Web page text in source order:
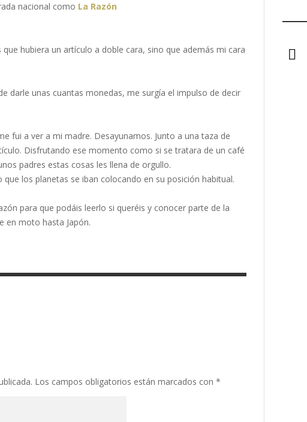
nacional como La Razón
hubiera un artículo a doble cara, sino que además mi cara
darle unas cuantas monedas, me surgía el impulso de decir
fui a ver a mi madre. Desayunamos. Junto a una taza de
Disfrutando ese momento como si se tratara de un café
padres estas cosas les llena de orgullo.
los planetas se iban colocando en su posición habitual.
para que podáis leerlo si queréis y conocer parte de la
en moto hasta Japón.
Los campos obligatorios están marcados con *